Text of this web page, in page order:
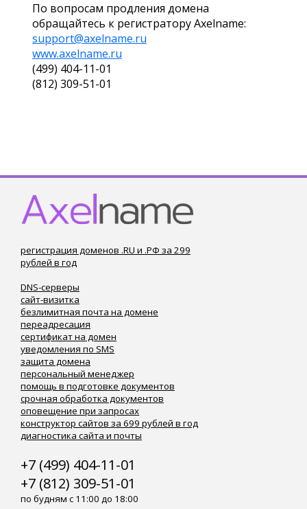
По вопросам продления домена
обращайтесь к регистратору Axelname:
support@axelname.ru
www.axelname.ru
(499) 404-11-01
(812) 309-51-01
регистрация доменов .RU и .РФ за 299
рублей в год
DNS-серверы
сайт-визитка
безлимитная почта на домене
переадресация
сертификат на домен
уведомления по SMS
защита домена
персональный менеджер
помощь в подготовке документов
срочная обработка документов
оповещение при запросах
конструктор сайтов за 699 рублей в год
диагностика сайта и почты
+7 (499) 404-11-01
+7 (812) 309-51-01
по будням с 11:00 до 18:00